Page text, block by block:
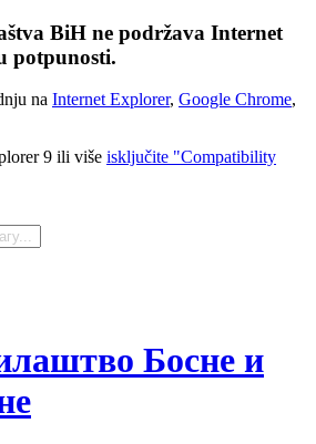
BiH ne podržava Internet
potpunosti.
na Internet Explorer, Google Chrome,
9 ili više isključite "Compatibility
Босне и